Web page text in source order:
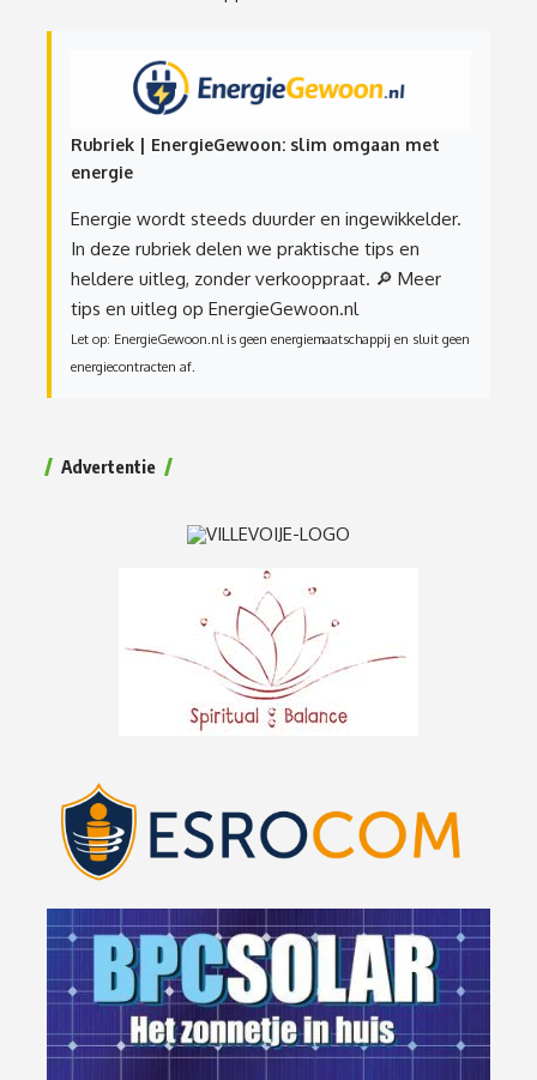
Rubriek | EnergieGewoon: slim omgaan met
energie
Energie wordt steeds duurder en ingewikkelder.
In deze rubriek delen we praktische tips en
heldere uitleg, zonder verkooppraat. 🔎 Meer
tips en uitleg op EnergieGewoon.nl
Let op: EnergieGewoon.nl is geen energiemaatschappij en sluit geen
energiecontracten af.
Advertentie